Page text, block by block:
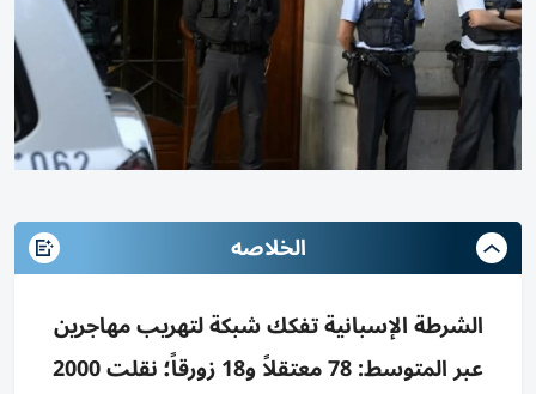
الخلاصه
الشرطة الإسبانية تفكك شبكة لتهريب مهاجرين
عبر المتوسط: 78 معتقلاً و18 زورقاً؛ نقلت 2000